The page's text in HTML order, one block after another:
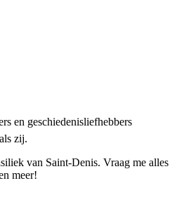
en geschiedenisliefhebbers
zij.
van Saint‑Denis. Vraag me alles
meer!